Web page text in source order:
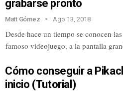
grabarse pronto
Matt Gómez Ago 13, 2018
Desde hace un tiempo se conocen
famoso videojuego, a la pantalla
Cómo conseguir a
inicio (Tutorial)